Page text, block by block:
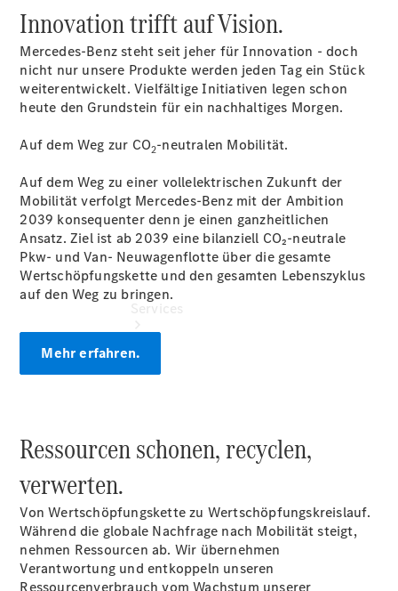
beim
Gebrauchtwagenkauf
Service für
Reisemobile
Gebrauchtwagensuche
Digitale
Serviceangebote
Gebrauchtwagenkauf
Gebrauchtwagensuche
Finanzdienste
smart
Service
Innovation trifft auf Vision.
Mercedes-Benz steht seit jeher für Innovation - doch
nicht nur unsere Produkte werden jeden Tag ein Stück
weiterentwickelt. Vielfältige Initiativen legen schon
heute den Grundstein für ein nachhaltiges Morgen.
Auf dem Weg zur CO2-neutralen Mobilität.
Auf dem Weg zu einer vollelektrischen Zukunft der
Mobilität verfolgt Mercedes-Benz mit der Ambition
2039 konsequenter denn je einen ganzheitlichen
Ansatz. Ziel ist ab 2039 eine bilanziell CO₂-neutrale
Pkw- und Van- Neuwagenflotte über die gesamte
Wertschöpfungskette und den gesamten Lebenszyklus
auf den Weg zu bringen.
Mehr erfahren.
Ressourcen schonen, recyclen,
verwerten.
Von Wertschöpfungskette zu Wertschöpfungskreislauf.
Während die globale Nachfrage nach Mobilität steigt,
nehmen Ressourcen ab. Wir übernehmen
Verantwortung und entkoppeln unseren
Ressourcenverbrauch vom Wachstum unserer